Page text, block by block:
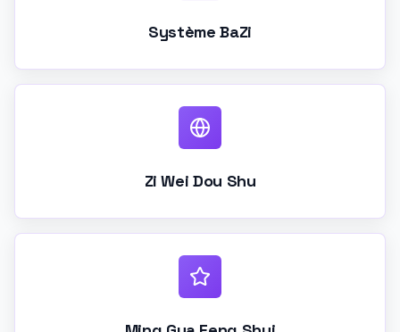
Système BaZi
Zi Wei Dou Shu